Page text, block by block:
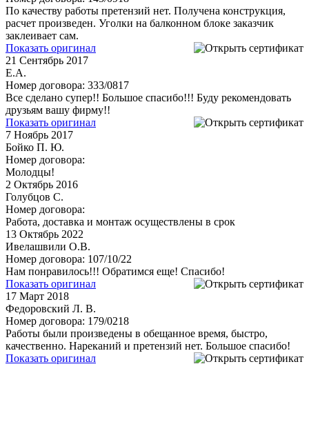
По качеству работы претензий нет. Получена конструкция,
расчет произведен. Уголки на балконном блоке заказчик
заклеивает сам.
Показать оригинал
21 Сентябрь 2017
Е.А.
Номер договора: 333/0817
Все сделано супер!! Большое спасибо!!! Буду рекомендовать
друзьям вашу фирму!!
Показать оригинал
7 Ноябрь 2017
Бойко П. Ю.
Номер договора:
Молодцы!
2 Октябрь 2016
Голубцов С.
Номер договора:
Работа, доставка и монтаж осуществлены в срок
13 Октябрь 2022
Ивелашвили О.В.
Номер договора: 107/10/22
Нам понравилось!!! Обратимся еще! Спасибо!
Показать оригинал
17 Март 2018
Федоровский Л. В.
Номер договора: 179/0218
Работы были произведены в обещанное время, быстро,
качественно. Нареканий и претензий нет. Большое спасибо!
Показать оригинал